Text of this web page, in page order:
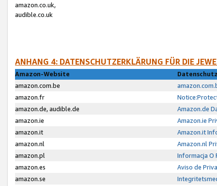
amazon.co.uk,
audible.co.uk
ANHANG 4: DATENSCHUTZERKLÄRUNG FÜR DIE
Amazon-Website
amazon.com.be
amazon.fr
amazon.de, audible.de
Amazon.de
amazon.ie
Amazon.ie
amazon.it
Amazon.it
amazon.nl
Amazon.nl
amazon.pl
Informacja O
amazon.es
Aviso de
amazon.se